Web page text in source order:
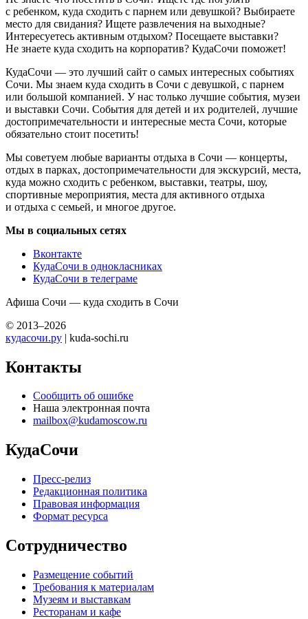
с ребенком, куда сходить с парнем или девушкой? Выбираете
место для свидания? Ищете развлечения на выходные?
Интересуетесь активным отдыхом? Посещаете выставки?
Не знаете куда сходить на корпоратив? КудаСочи поможет!
КудаСочи — это лучший сайт о самых интересных событиях
Сочи. Мы знаем куда сходить в Сочи с девушкой, с парнем
или большой компанией. У нас только лучшие события, музеи
и выставки Сочи. События для детей и их родителей, лучшие
достопримечательности и интересные места Сочи, которые
обязательно стоит посетить!
Мы советуем любые варианты отдыха в Сочи — концерты,
отдых в парках, достопримечательности для экскурсий, места,
куда можно сходить с ребенком, выставки, театры, шоу,
спортивные мероприятия, места для активного отдыха
и отдыха с семьей, и многое другое.
Мы в социальных сетях
Вконтакте
КудаСочи в однокласниках
КудаСочи в телеграме
Афиша Сочи — куда сходить в Сочи
© 2013–2026
кудасочи.ру | kuda-sochi.ru
Контакты
Сообщить об ошибке
Наша электронная почта
mailbox@kudamoscow.ru
КудаСочи
Пресс-релиз
Редакционная политика
Правовая информация
Формат ресурса
Сотрудничество
Размещение событий
Требования к материалам
Музеям и выставкам
Ресторанам и кафе